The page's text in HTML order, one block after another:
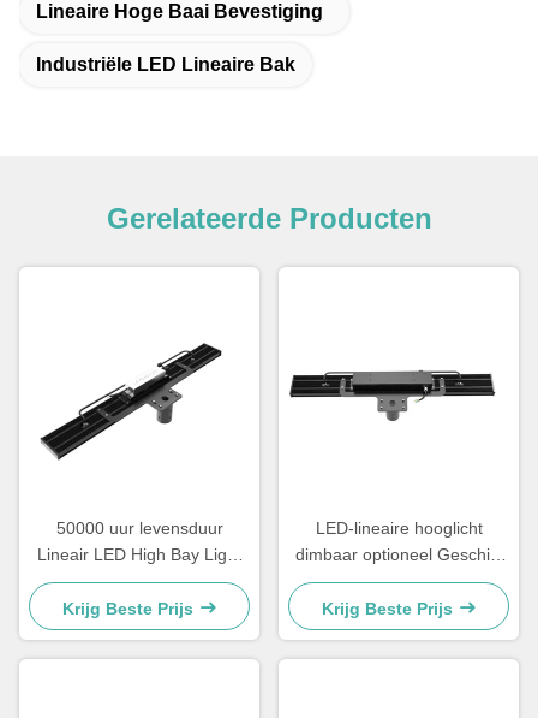
Lineaire Hoge Baai Bevestiging
Industriële LED Lineaire Bak
Gerelateerde Producten
50000 uur levensduur
Lineair LED High Bay Light
in 100W 120W 150W 200W
240W en 300W Power
Options voor industriële
verlichting
Krijg Beste Prijs
LED-lineaire hooglicht
dimbaar optioneel Geschikt
voor industriële installaties in
magazijnen en commerciële
verlichtingsprojecten
Krijg Beste Prijs